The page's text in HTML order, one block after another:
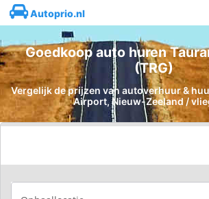
Autoprio.nl
Goedkoop auto huren
(TRG)
Vergelijk de prijzen van autoverhuur &
Airport, Nieuw-Zeeland /